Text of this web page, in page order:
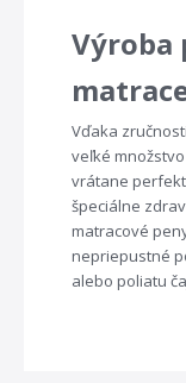
Výroba
Vďaka
veľké
vrátane
špeciálne
matracové
nepriepustné
alebo poliatu